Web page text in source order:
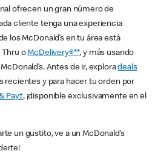
ofrecen un gran número de
cliente tenga una experiencia
los McDonald’s en tu área está
Thru oMcDelivery®**, y más usando
Antes de ir, exploradeals
recientes y para hacer tu orden por
Pay†, ¡disponible exclusivamente en el
un gustito, ve a un McDonald’s